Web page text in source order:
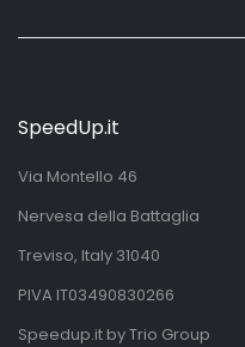
SpeedUp.it
Via Montello 46
Nervesa della Battaglia
Treviso, Italy 31040
PIVA IT03490830266
Speedup.it by Trio Group